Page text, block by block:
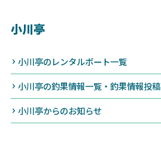
小川亭
小川亭のレンタルボート一覧
小川亭の釣果情報一覧・釣果情報投稿
小川亭からのお知らせ